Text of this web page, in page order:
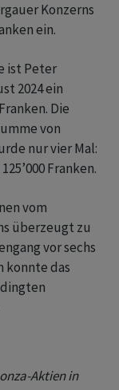
Konzerns
ein.
ist Peter
2024 ein
Die
von
nur vier Mal:
Franken.
vom
überzeugt zu
vor sechs
konnte das
Aktien in